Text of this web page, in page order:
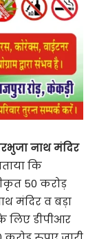
नाथ मंदिर
कि
50 करोड़
मंदिर व बड़ा
लिए डीपीआर